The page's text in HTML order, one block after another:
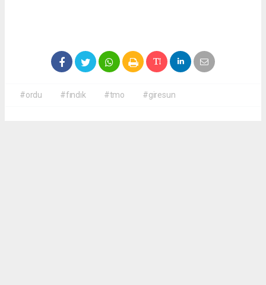
#ordu #fındık #tmo #giresun